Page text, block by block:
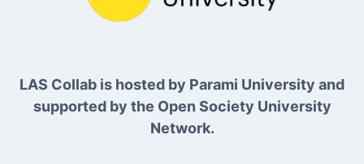
LAS Collab is hosted by Parami University and
supported by the Open Society University
Network.